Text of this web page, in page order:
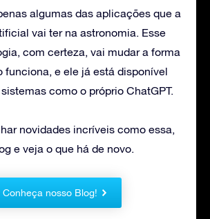
algumas das aplicações que a
vai ter na astronomia. Esse
com certeza, vai mudar a forma
funciona, e ele já está disponível
como o próprio ChatGPT.
novidades incríveis como essa,
e veja o que há de novo.
Conheça nosso Blog!